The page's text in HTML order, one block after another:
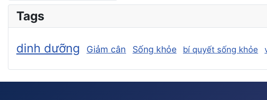
Tags
dinh dưỡng Giảm cân Sống khỏe bí quyết sống khỏe